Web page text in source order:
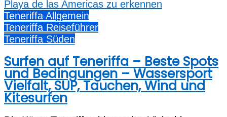
Teneriffa Allgemein
Teneriffa Reiseführer
Teneriffa Süden
Surfen auf Teneriffa – Beste Spots
und Bedingungen – Wassersport
Vielfalt, SUP, Tauchen, Wind und
Kitesurfen